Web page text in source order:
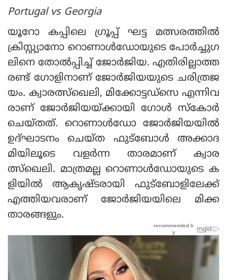
Portugal vs Georgia
യൂറോ കപ്പിലെ ഗ്രൂപ്പ് ഘട്ട മത്സരത്തില്‍
ക്രിസ്റ്റ്യാനോ റൊണാള്‍ഡോയുടെ പോര്‍ച്ചുഗ
ലിനെ തോല്‍പ്പിച്ച് ജോര്‍ജിയ. എതിരില്ലാത്ത
രണ്ട് ഗോളിനാണ് ജോര്‍ജിയയുടെ ചരിത്രജ
യം. ക്വാരത്സ്‌ഖെലി, മിക്കോട്ടഡ്‌സെ എന്നിവ
രാണ് ജോര്‍ജിയയ്ക്കായി ഗോള്‍ സ്‌കോര്‍
ചെയ്തത്. റൊണാള്‍ഡോ ജോര്‍ജിയയില്‍
ഉദ്ഘാടനം ചെയ്ത ഫുട്‌ബോള്‍ അക്കാദ
മിയിലൂടെ വളര്‍ന്ന താരമാണ് ക്വാര
ത്സ്‌ഖെലി. മാത്രമല്ല റൊണാള്‍ഡോയുടെ ക
ളിയില്‍ ആകൃഷ്ടരായി ഫുട്‌ബോളിലേക്ക്
എത്തിയവരാണ് ജോര്‍ജിയയിലെ മിക്ക
താരങ്ങളും.